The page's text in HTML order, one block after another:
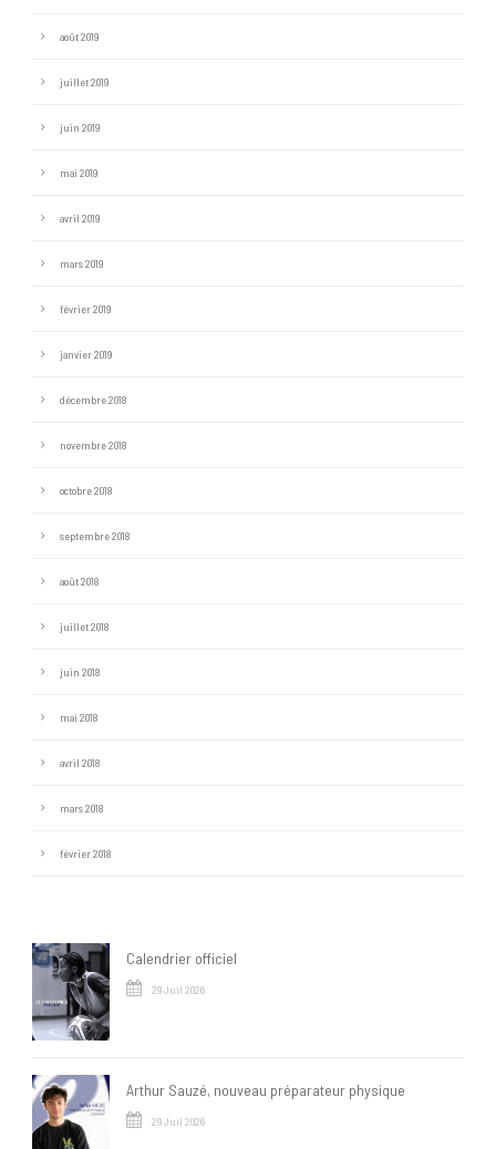
août 2019
juillet 2019
juin 2019
mai 2019
avril 2019
mars 2019
février 2019
janvier 2019
décembre 2018
novembre 2018
octobre 2018
septembre 2018
août 2018
juillet 2018
juin 2018
mai 2018
avril 2018
mars 2018
février 2018
Calendrier officiel
29 Juil 2026
Arthur Sauzé, nouveau préparateur physique
29 Juil 2026